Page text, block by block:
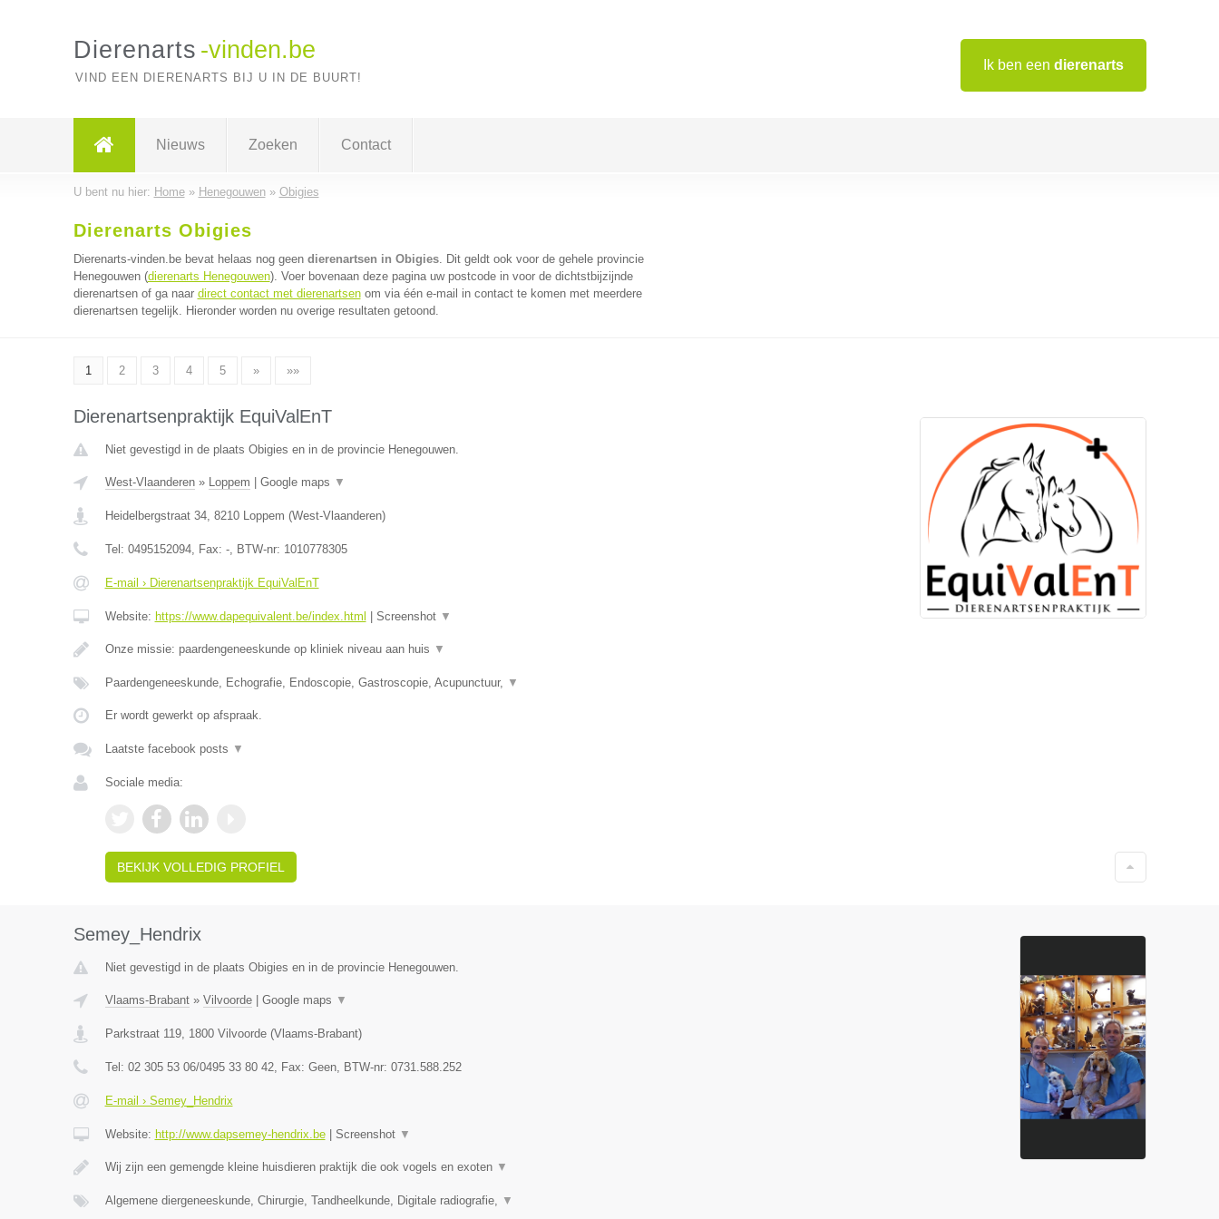
Ik ben een dierenarts
Dierenarts -vinden.be
VIND EEN DIERENARTS BIJ U IN DE BUURT!
Nieuws Zoeken Contact
U bent nu hier: Home» Henegouwen» Obigies
Dierenarts Obigies
Dierenarts-vinden.be bevat helaas nog geen dierenartsen in Obigies. Dit geldt ook voor de gehele provincie
Henegouwen (dierenarts Henegouwen). Voer bovenaan deze pagina uw postcode in voor de dichtstbijzijnde
dierenartsen of ga naar direct contact met dierenartsenom via één e-mail in contact te komen met meerdere
dierenartsen tegelijk. Hieronder worden nu overige resultaten getoond.
1 2 3 4 5 » »»
Dierenartsenpraktijk EquiValEnT
Niet gevestigd in de plaats Obigies en in de provincie Henegouwen.
West-Vlaanderen» Loppem Google maps ▼
Heidelbergstraat 34, 8210 Loppem (West-Vlaanderen)
Tel: 0495152094, Fax: -, BTW-nr: 1010778305
E-mail › Dierenartsenpraktijk EquiValEnT
Website: https://www.dapequivalent.be/index.html Screenshot ▼
Onze missie: paardengeneeskunde op kliniek niveau aan huis ▼
Paardengeneeskunde, Echografie, Endoscopie, Gastroscopie, Acupunctuur, ▼
Er wordt gewerkt op afspraak.
Laatste facebook posts ▼
Sociale media:
BEKIJK VOLLEDIG PROFIEL
Semey_Hendrix
Niet gevestigd in de plaats Obigies en in de provincie Henegouwen.
Vlaams-Brabant» Vilvoorde| Google maps ▼
Parkstraat 119, 1800 Vilvoorde(Vlaams-Brabant)
Tel: 02 305 53 06/0495 33 80 42, Fax: Geen, BTW-nr: 0731.588.252
E-mail › Semey_Hendrix
Website: http://www.dapsemey-hendrix.be| Screenshot ▼
Wij zijn een gemengde kleine huisdieren praktijk die ook vogels en exoten ▼
Algemene diergeneeskunde, Chirurgie, Tandheelkunde, Digitale radiografie, ▼